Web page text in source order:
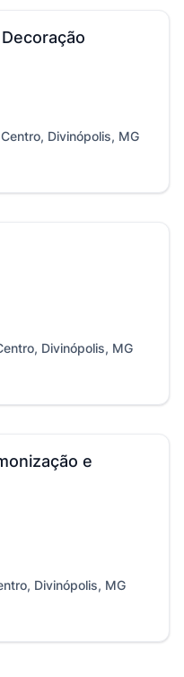
Divinópolis, MG
Divinópolis, MG
e
Divinópolis, MG